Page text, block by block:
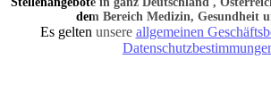
dem Bereich Medizin, Gesundheit
Es gelten unsere allgemeinen